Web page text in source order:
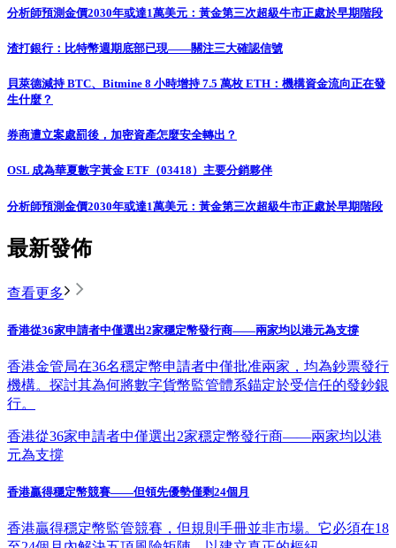
分析師預測金價2030年或達1萬美元：黃金第三次超級牛市正處於早期階段
渣打銀行：比特幣週期底部已現——關注三大確認信號
貝萊德減持 BTC、Bitmine 8 小時增持 7.5 萬枚 ETH：機構資金流向正在發
生什麼？
券商遭立案處罰後，加密資產怎麼安全轉出？
OSL 成為華夏數字黃金 ETF（03418）主要分銷夥伴
分析師預測金價2030年或達1萬美元：黃金第三次超級牛市正處於早期階段
最新發佈
查看更多
香港從36家申請者中僅選出2家穩定幣發行商——兩家均以港元為支撐
香港金管局在36名穩定幣申請者中僅批准兩家，均為鈔票發行
機構。探討其為何將數字貨幣監管體系錨定於受信任的發鈔銀
行。
香港從36家申請者中僅選出2家穩定幣發行商——兩家均以港
元為支撐
香港贏得穩定幣競賽——但領先優勢僅剩24個月
香港贏得穩定幣監管競賽，但規則手冊並非市場。它必須在18